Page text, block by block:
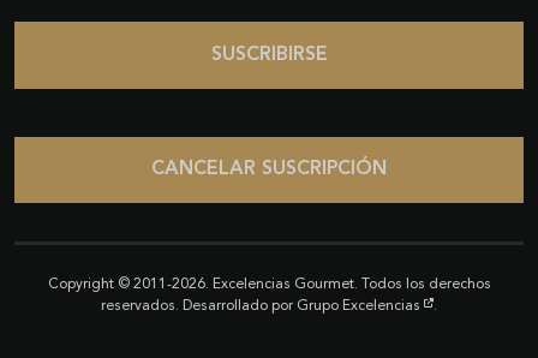
SUSCRIBIRSE
CANCELAR SUSCRIPCIÓN
Copyright © 2011-2026. Excelencias Gourmet. Todos los derechos
reservados. Desarrollado por Grupo Excelencias .